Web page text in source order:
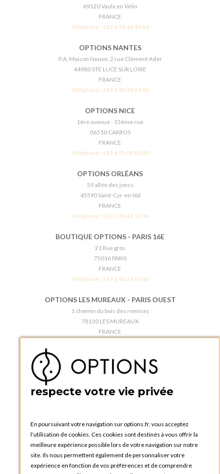
69120 Vaulx en Velin
FRANCE
Téléphone : +33 4 78 42 49 64
OPTIONS NANTES
P.A. Maison Neuve, 2 rue Clément Ader
44980 STE LUCE SUR LOIRE
FRANCE
Téléphone : +33 2 40 30 24 30
OPTIONS NICE
1ère avenue - 15ème rue
06510 CARROS
FRANCE
Téléphone : +33 4 92 08 83 00
OPTIONS ORLÉANS
59 allée des joncs
45590 Saint-Cyr-en-Val
FRANCE
Téléphone : +33 2 38 41 12 96
BOUTIQUE OPTIONS - PARIS 16E
21 Rue gros
75016 PARIS
FRANCE
Téléphone : +33 1 42 24 11 00
OPTIONS LES MUREAUX - PARIS OUEST
1 chemin du bois des remises
78130 LES MUREAUX
FRANCE
BOUTIQUE OPTIONS - PARIS 5E
5 quai de la tournelle
FRANCE
OPTIONS ROUEN
Rue du Clos Tellier
76800 Saint-Etienne-du-Rouvray
FRANCE
Téléphone :+33 2 35 08 38 53
respecte votre vie privée
En poursuivant votre navigation sur options.fr, vous acceptez
l’utilisation de cookies. Ces cookies sont destinés à vous offrir la
meilleure expérience possible lors de votre navigation sur notre
site. Ils nous permettent également de personnaliser votre
expérience en fonction de vos préférences et de comprendre